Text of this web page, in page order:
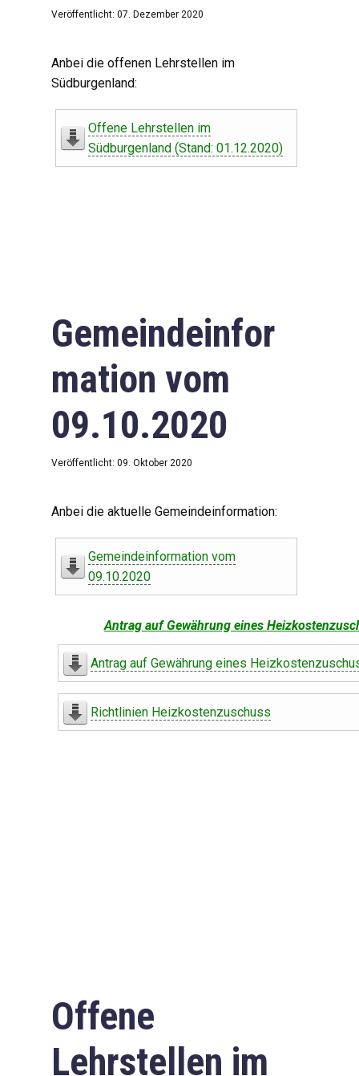
Veröffentlicht: 07. Dezember 2020
Anbei die offenen Lehrstellen im
Südburgenland:
Offene Lehrstellen im
Südburgenland (Stand: 01.12.2020)
Gemeindeinfor
mation vom
09.10.2020
Veröffentlicht: 09. Oktober 2020
Anbei die aktuelle Gemeindeinformation:
Gemeindeinformation vom
09.10.2020
Antrag auf Gewährung eines
Antrag auf Gewährung eines
Richtlinien Heizkostenzuschuss
Offene
Lehrstellen im